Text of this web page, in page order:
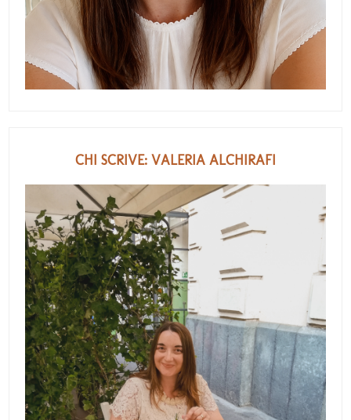
CHI SCRIVE: VALERIA ALCHIRAFI